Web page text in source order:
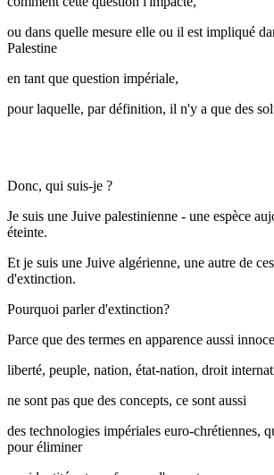
ou dans quelle mesure elle ou il est impliqué
Palestine
en tant que question impériale,
pour laquelle, par définition, il n'y a que des
Donc, qui suis-je ?
Je suis une Juive palestinienne - une espèce
éteinte.
Et je suis une Juive algérienne, une autre de
d'extinction.
Pourquoi parler d'extinction?
Parce que des termes en apparence aussi
liberté, peuple, nation, état-nation, droit
ne sont pas que des concepts, ce sont aussi
des technologies impériales euro-chrétiennes,
pour éliminer